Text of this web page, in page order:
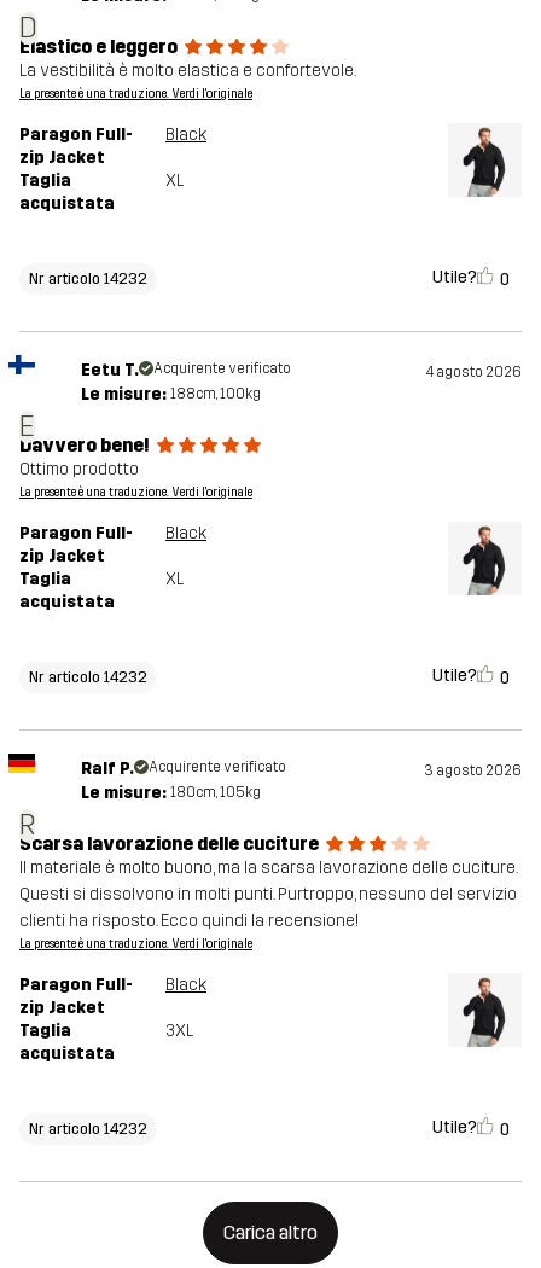
D
Elastico e leggero
La vestibilità è molto elastica e confortevole.
La presente è una traduzione. Verdi l'originale
Paragon Full-
zip Jacket
Black
Taglia
acquistata
XL
Nr articolo 14232 Utile? 0
E
Eetu T. Acquirente verificato 4 agosto 2026
Le misure: 188cm, 100kg
Davvero bene!
Ottimo prodotto
La presente è una traduzione. Verdi l'originale
Paragon Full-
zip Jacket
Black
Taglia
acquistata
XL
Nr articolo 14232 Utile? 0
R
Ralf P. Acquirente verificato 3 agosto 2026
Le misure: 180cm, 105kg
Scarsa lavorazione delle cuciture
Il materiale è molto buono, ma la scarsa lavorazione delle cuciture.
Questi si dissolvono in molti punti. Purtroppo, nessuno del servizio
clienti ha risposto. Ecco quindi la recensione!
La presente è una traduzione. Verdi l'originale
Paragon Full-
zip Jacket
Black
Taglia
acquistata
3XL
Nr articolo 14232 Utile? 0
Carica altro